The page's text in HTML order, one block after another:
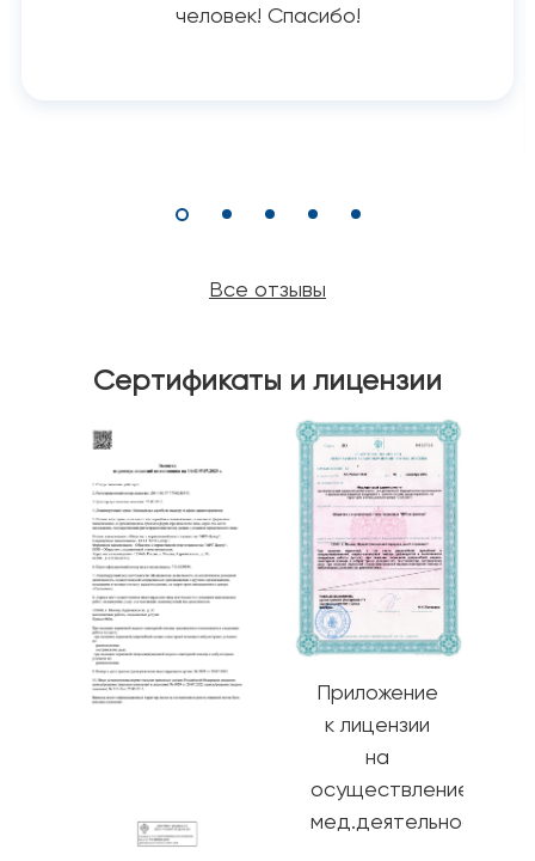
человек! Спасибо!
Все отзывы
Сертификаты и лицензии
Приложение
к лицензии
на
осуществление
мед.деятельности